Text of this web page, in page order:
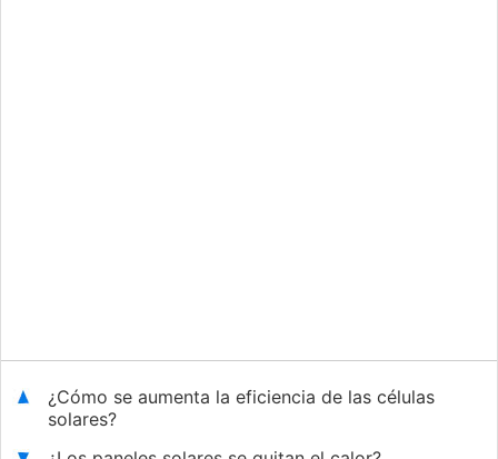
¿Cómo se aumenta la eficiencia de las células
solares?